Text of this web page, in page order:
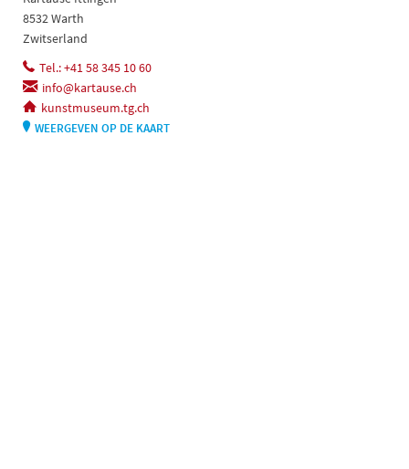
8532 Warth
Zwitserland
Tel.: +41 58 345 10 60
info@kartause.ch
kunstmuseum.tg.ch
WEERGEVEN OP DE KAART